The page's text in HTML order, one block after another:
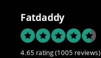
Fatdaddy
4.65 rating(1005 reviews)